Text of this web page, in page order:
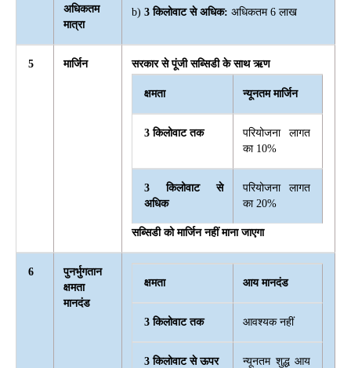
अधिकतम
मात्रा
b) 3 किलोवाट से अधिक: अधिकतम 6 लाख
5 मार्जिन सरकार से पूंजी सब्सिडी के साथ ऋण
क्षमता न्यूनतम मार्जिन
3 किलोवाट तक
परियोजना लागत
का 10%
3 किलोवाट से
अधिक
परियोजना लागत
का 20%
सब्सिडी को मार्जिन नहीं माना जाएगा
6
पुनर्भुगतान
क्षमता
मानदंड
क्षमता आय मानदंड
3 किलोवाट तक आवश्यक नहीं
3 किलोवाट से ऊपर
न्यूनतम शुद्ध आय